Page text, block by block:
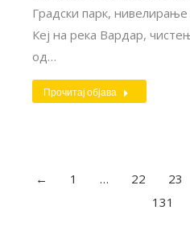
Градски парк,
Кеј на река Вардар,
од…
Прочитај објава
← 1 … 22 23
131